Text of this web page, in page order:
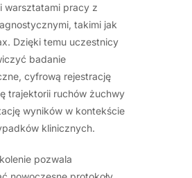
warsztatami pracy z
takimi jak
Dzięki temu uczestnicy
badanie
cyfrową rejestrację
trajektorii ruchów żuchwy
wyników w kontekście
klinicznych.
pozwala